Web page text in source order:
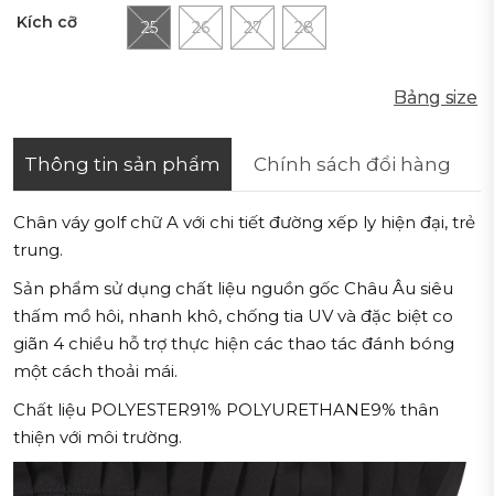
Kích cỡ 25 26 27 28
Bảng size
Bảng size
Thông tin sản phẩm Chính sách đổi hàng
Chân váy golf chữ A với chi tiết đường xếp ly hiện đại, trẻ
trung.
Sản phẩm sử dụng chất liệu nguồn gốc Châu Âu siêu
thấm mồ hôi, nhanh khô, chống tia UV và đặc biệt co
giãn 4 chiều hỗ trợ thực hiện các thao tác đánh bóng
một cách thoải mái.
Chất liệu POLYESTER91% POLYURETHANE9% thân
thiện với môi trường.